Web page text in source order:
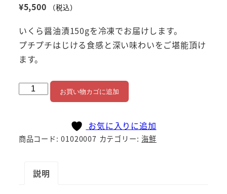
¥5,500 （税込）
いくら醤油漬150gを冷凍でお届けします。
プチプチはじける食感と深い味わいをご堪能頂け
ます。
北
い
お買い物カゴに追加
お気に入りに追加
商品コード:01020007 カテゴリー:海鮮
説明